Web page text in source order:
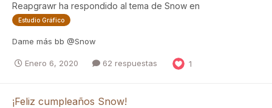
Reapgrawr ha respondido al tema de Snow en
Estudio Gráfico
Dame más bb @Snow
Enero 6, 2020 62 respuestas 1
¡Feliz cumpleaños Snow!